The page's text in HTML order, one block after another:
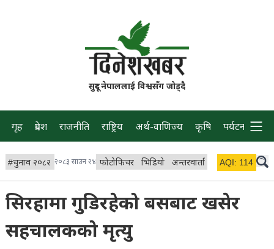
सुदूर नेपाललाई विश्वसँग जोड्दै
गृह प्रदेश राजनीति राष्ट्रिय अर्थ-वाणिज्य कृषि पर्यटन प्रवास
#चुनाव २०८२ २०८३ साउन २४ फोटोफिचर भिडियो अन्तरवार्ता विचार/ब्लग
AQI: 114
सिरहामा गुडिरहेको बसबाट खसेर
सहचालकको मृत्यु